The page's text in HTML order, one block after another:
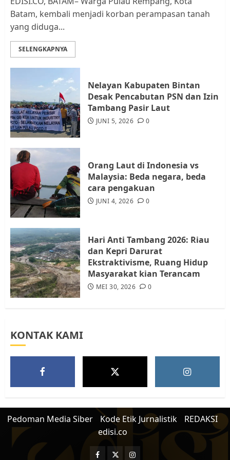
4
Warga Rempang Ajukan
Audiensi dengan Wali Kota
5
Tim Advokasi Desak BP Batam
Berhenti Merampas Tanah
Batam, kembali menjadi korban perampasan tanah
yang diduga...
SELENGKAPNYA
Nelayan Kabupaten Bintan
Desak Pencabutan PSN dan Izin
Tambang Pasir Laut
JUNI 5, 2026 0
Orang Laut di Indonesia vs
Malaysia: Beda negara, beda
cara pengakuan
JUNI 4, 2026 0
Hari Anti Tambang 2026: Riau
dan Kepri Darurat
Ekstraktivisme, Ruang Hidup
Masyarakat kian Terancam
MEI 30, 2026 0
KONTAK KAMI
Pedoman Media Siber Kode Etik Jurnalistik
REDAKSI
edisi.co
Facebook
TwitterInstagram